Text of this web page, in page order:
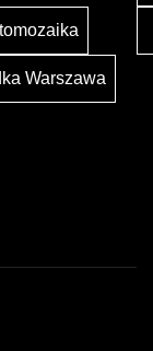
Warszawa